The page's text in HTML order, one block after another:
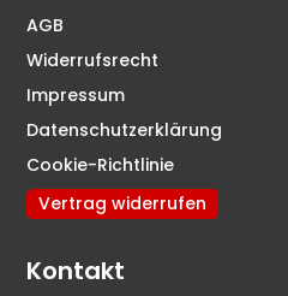
AGB
Widerrufsrecht
Impressum
Datenschutzerklärung
Cookie-Richtlinie
Vertrag widerrufen
Kontakt